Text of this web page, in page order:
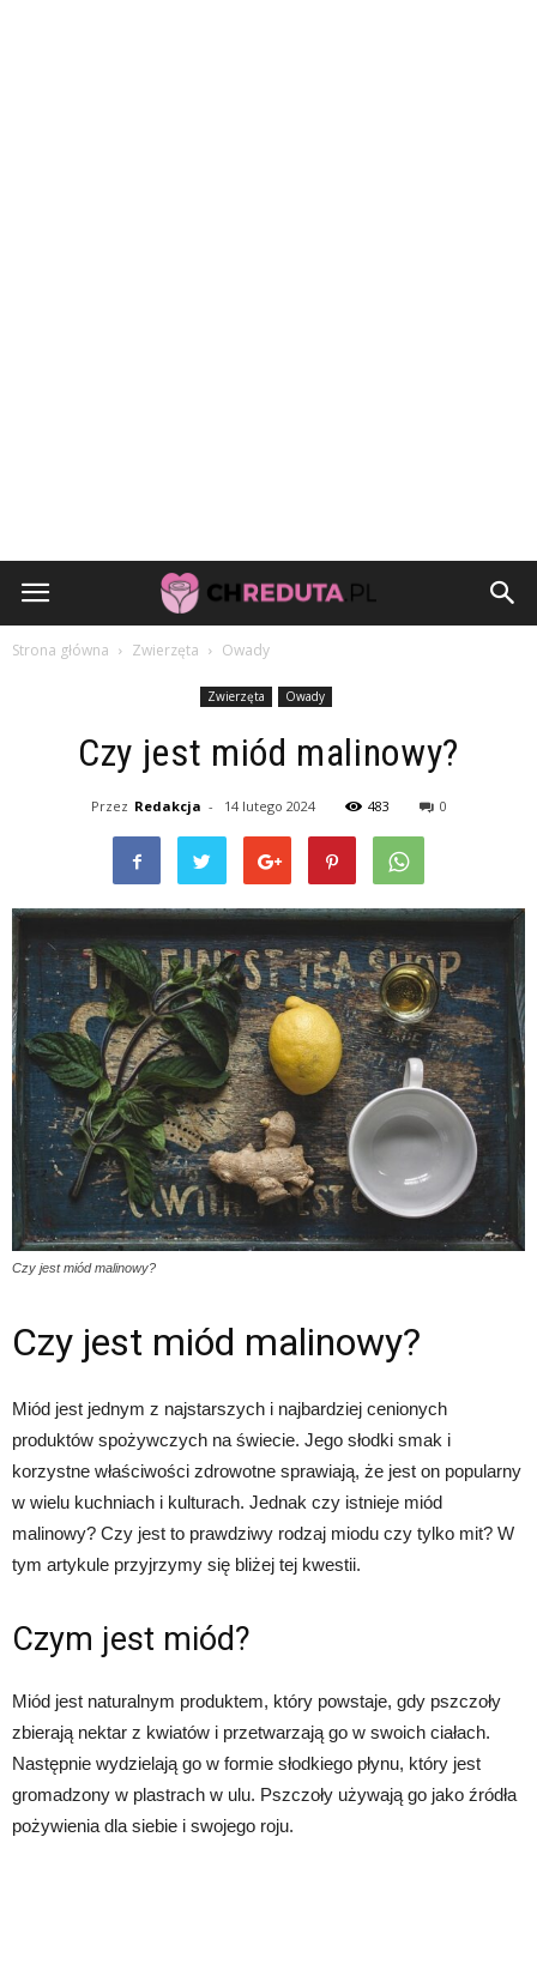
Strona główna Zwierzęta Owady
Zwierzęta Owady
Czy jest miód malinowy?
Przez Redakcja - 14 lutego 2024 483 0
Czy jest miód malinowy?
Czy jest miód malinowy?
Miód jest jednym z najstarszych i najbardziej cenionych
produktów spożywczych na świecie. Jego słodki smak i
korzystne właściwości zdrowotne sprawiają, że jest on popularny
w wielu kuchniach i kulturach. Jednak czy istnieje miód
malinowy? Czy jest to prawdziwy rodzaj miodu czy tylko mit? W
tym artykule przyjrzymy się bliżej tej kwestii.
Czym jest miód?
Miód jest naturalnym produktem, który powstaje, gdy pszczoły
zbierają nektar z kwiatów i przetwarzają go w swoich ciałach.
Następnie wydzielają go w formie słodkiego płynu, który jest
gromadzony w plastrach w ulu. Pszczoły używają go jako źródła
pożywienia dla siebie i swojego roju.